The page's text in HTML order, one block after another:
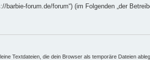
forum.de/forum“) (im Folgenden „der
Textdateien, die dein Browser als temporäre Dateien